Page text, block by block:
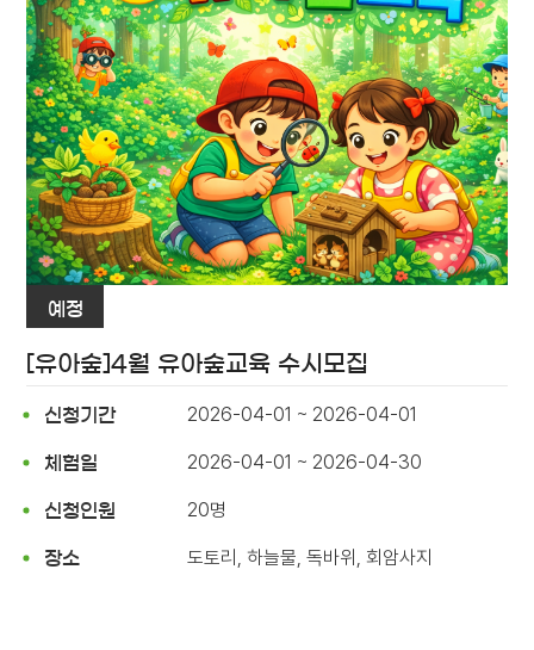
예정
[유아숲]4월 유아숲교육 수시모집
신청기간 2026-04-01 ~ 2026-04-01
체험일 2026-04-01 ~ 2026-04-30
신청인원 20명
장소 도토리, 하늘물, 독바위, 회암사지